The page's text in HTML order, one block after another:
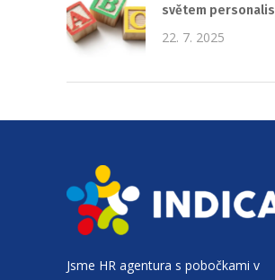
světem
22. 7. 2025
Jsme HR agentura s pobočkami v